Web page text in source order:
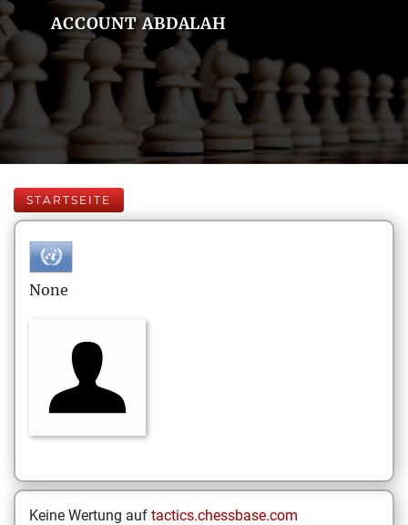
ACCOUNT ABDALAH
STARTSEITE
None
Keine Wertung auf tactics.chessbase.com